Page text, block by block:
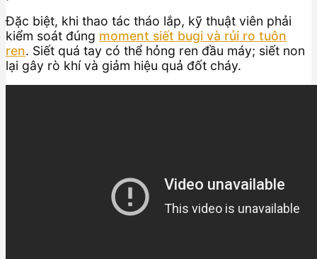
Đặc biệt, khi thao tác tháo lắp, kỹ thuật viên phải
kiểm soát đúng moment siết bugi và rủi ro tuôn
ren. Siết quá tay có thể hỏng ren đầu máy; siết non
lại gây rò khí và giảm hiệu quả đốt cháy.